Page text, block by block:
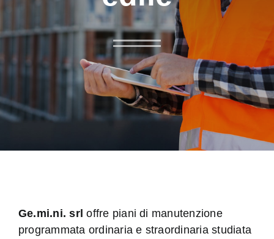
Ge.mi.ni. srl offre piani di manutenzione
programmata ordinaria e straordinaria studiata